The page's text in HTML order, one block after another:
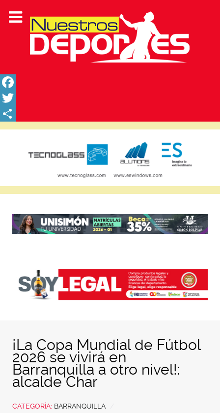
Facebook
Twitter
Share
¡La Copa Mundial de Fútbol
2026 se vivirá en
Barranquilla a otro nivel!:
alcalde Char
CATEGORÍA: BARRANQUILLA